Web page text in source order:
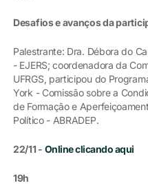
Desafios e avanços da
Palestrante: Dra. Débora do
- EJERS; coordenadora da
UFRGS, participou do
York - Comissão sobre a
de Formação e
Político - ABRADEP.
22/11 - Online clicando aqui
19h